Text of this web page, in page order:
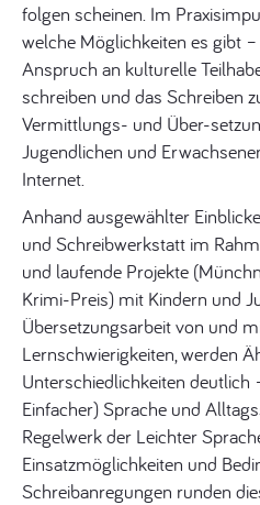
folgen scheinen. Im
welche Möglichkeiten es gibt
Anspruch an kulturelle
schreiben und das Schreiben
Vermittlungs- und Über-
Jugendlichen und
Internet.
Anhand ausgewählter
und Schreibwerkstatt im
und laufende Projekte
Krimi-Preis) mit Kindern und
Übersetzungsarbeit von und
Lernschwierigkeiten, werden
Unterschiedlichkeiten deutlich
Einfacher) Sprache und
Regelwerk der Leichter
Einsatzmöglichkeiten und
Schreibanregungen runden